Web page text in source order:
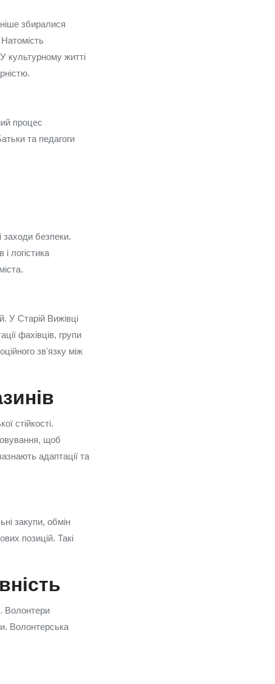
збиралися
культурному житті
процес
та педагоги
безпеки.
логістика
У Старій Вижівці
фахівців, групи
звʼязку між
стійкості.
щоб
адаптації та
закупи, обмін
позицій. Такі
Волонтери
Волонтерська